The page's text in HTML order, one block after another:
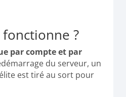
?
par compte et par
du serveur, un
est tiré au sort pour